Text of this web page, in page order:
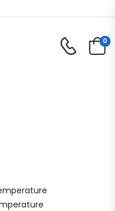
0